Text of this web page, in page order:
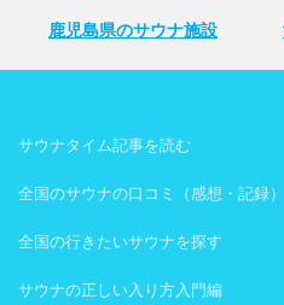
鹿児島県のサウナ施設
サウナタイム記事を読む
全国のサウナの口コミ（感想・記録
全国の行きたいサウナを探す
サウナの正しい入り方入門編